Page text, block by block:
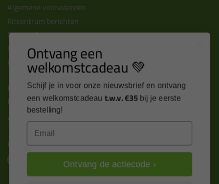
Algemene voorwaarden
Kitcentrum berichten
Cookies & privacy verklaring
Disclaimer
Kit cursus volgen
Contact
Kitcentrum B.V.
Alle contactgegevens >
Altijd op de hoogte blijven?
Ontvang een
welkomstcadeau 💚
Schijf je in voor onze nieuwsbrief en ontvang
een welkomstcadeau t.w.v. €35 bij je eerste
bestelling!
Ontvang de actiecode ›